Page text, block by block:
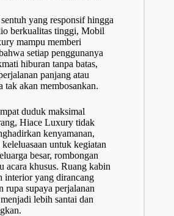
yang responsif hingga
berkualitas tinggi, Mobil
mampu memberi
setiap penggunanya
hiburan tanpa batas,
panjang atau
tak akan membosankan.
duduk maksimal
Hiace Luxury tidak
kenyamanan,
untuk kegiatan
besar, rombongan
acara khusus. Ruang kabin
interior yang dirancang
rupa supaya perjalanan
lebih santai dan